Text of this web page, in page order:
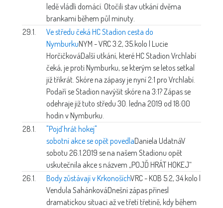
ledě vládli domácí. Otočili stav utkání dvěma
brankami během půl minuty.
29.1.
Ve středu čeká HC Stadion cesta do
NymburkuNYM - VRC 3:2, 35.kolo | Lucie
HorčičkováDalší utkání, které HC Stadion Vrchlabí
čeká, je proti Nymburku, se kterým se letos setkal
již třikrát. Skóre na zápasy je nyní 2:1 pro Vrchlabí.
Podaří se Stadion navýšit skóre na 3:1? Zápas se
odehraje již tuto středu 30. ledna 2019 od 18:00
hodin v Nymburku.
28.1.
"Pojď hrát hokej"
sobotní akce se opět povedlaDaniela UdatnáV
sobotu 26.1.2019 se na našem Stadionu opět
uskutečnila akce s názvem „POJĎ HRÁT HOKEJ“
26.1.
Body zůstávají v KrkonošíchVRC - KOB 5:2, 34.kolo |
Vendula SahánkováDnešní zápas přinesl
dramatickou situaci až ve třetí třetině, kdy během